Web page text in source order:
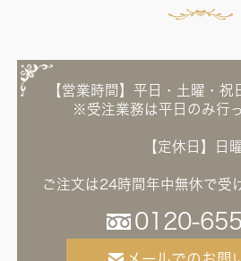
【営業時間】平日・土曜・
※受注業務は平日のみ行
【定休日】日
ご注文は24時間年中無休で受
0120-